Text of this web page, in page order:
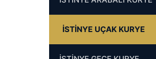
İSTİNYE UÇAK KURYE